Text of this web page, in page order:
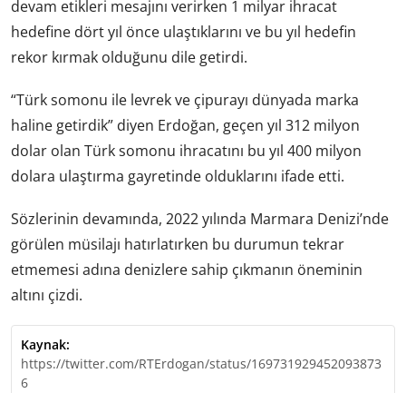
devam etikleri mesajını verirken 1 milyar ihracat
hedefine dört yıl önce ulaştıklarını ve bu yıl hedefin
rekor kırmak olduğunu dile getirdi.
“Türk somonu ile levrek ve çipurayı dünyada marka
haline getirdik” diyen Erdoğan, geçen yıl 312 milyon
dolar olan Türk somonu ihracatını bu yıl 400 milyon
dolara ulaştırma gayretinde olduklarını ifade etti.
Sözlerinin devamında, 2022 yılında Marmara Denizi’nde
görülen müsilajı hatırlatırken bu durumun tekrar
etmemesi adına denizlere sahip çıkmanın öneminin
altını çizdi.
Kaynak:
https://twitter.com/RTErdogan/status/169731929452093873
6